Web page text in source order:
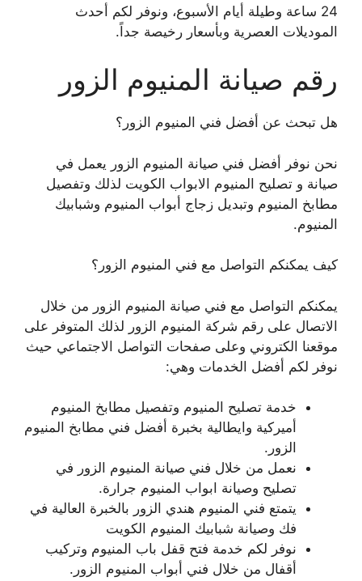
24 ساعة وطيلة أيام الأسبوع، ونوفر لكم أحدث
الموديلات العصرية وبأسعار رخيصة جداً.
رقم صيانة المنيوم الزور
هل تبحث عن أفضل فني المنيوم الزور؟
نحن نوفر أفضل فني صيانة المنيوم الزور يعمل في
صيانة و تصليح المنيوم الابواب الكويت لذلك وتفصيل
مطابخ المنيوم وتبديل زجاج أبواب المنيوم وشبابيك
المنيوم.
كيف يمكنكم التواصل مع فني المنيوم الزور؟
يمكنكم التواصل مع فني صيانة المنيوم الزور من خلال
الاتصال على رقم شركة المنيوم الزور لذلك المتوفر على
موقعنا الكتروني وعلى صفحات التواصل الاجتماعي حيث
نوفر لكم أفضل الخدمات وهي:
خدمة تصليح المنيوم وتفصيل مطابخ المنيوم
أميركية وايطالية بخبرة أفضل فني مطابخ المنيوم
الزور.
نعمل من خلال فني صيانة المنيوم الزور في
تصليح وصيانة ابواب المنيوم جرارة.
يتمتع فني المنيوم هندي الزور بالخبرة العالية في
فك وصيانة شبابيك المنيوم الكويت
نوفر لكم خدمة فتح قفل باب المنيوم وتركيب
أقفال من خلال فني أبواب المنيوم الزور.